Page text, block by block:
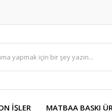
İŞLER MATBAA BASKI